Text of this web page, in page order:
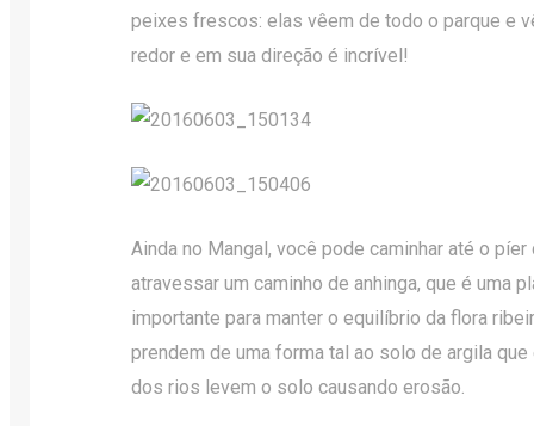
peixes frescos: elas vêem de todo o parque e
redor e em sua direção é incrível!
Ainda no Mangal, você pode caminhar até o píer
atravessar um caminho de anhinga, que é uma
importante para manter o equilíbrio da flora
prendem de uma forma tal ao solo de argila
dos rios levem o solo causando erosão.